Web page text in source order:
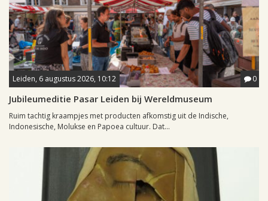
Leiden, 6 augustus 2026, 10:12 0
Jubileumeditie Pasar Leiden bij Wereldmuseum
Ruim tachtig kraampjes met producten afkomstig uit de Indische,
Indonesische, Molukse en Papoea cultuur. Dat...